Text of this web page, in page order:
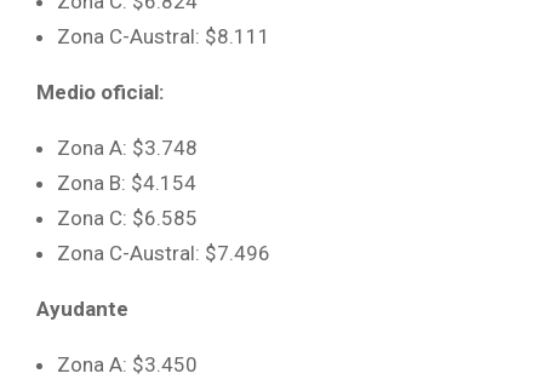
Zona C-Austral: $8.111
Medio oficial:
Zona A: $3.748
Zona B: $4.154
Zona C: $6.585
Zona C-Austral: $7.496
Ayudante
Zona A: $3.450